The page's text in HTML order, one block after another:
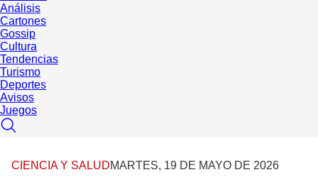
Análisis
Cartones
Gossip
Cultura
Tendencias
Turismo
Deportes
Avisos
Juegos
CIENCIA Y SALUDMARTES, 19 DE MAYO DE 2026